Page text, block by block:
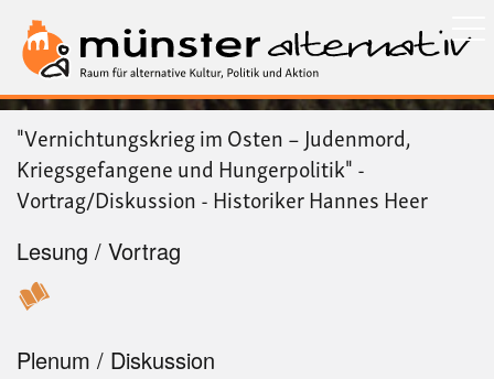
zum
Inhalt
"Vernichtungskrieg im Osten – Judenmord,
Kriegsgefangene und Hungerpolitik" -
Vortrag/Diskussion - Historiker Hannes Heer
Lesung / Vortrag
Plenum / Diskussion